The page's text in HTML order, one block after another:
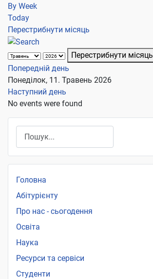
By Week
Today
Перестрибнути місяць
Перестрибнути місяць
Попередній день
Понеділок, 11. Травень 2026
Наступний день
No events were found
Головна
Абітурієнту
Про нас - сьогодення
Освіта
Наука
Ресурси та сервіси
Студенти